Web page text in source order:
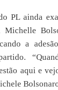
PL ainda
Michelle
a
aqui e